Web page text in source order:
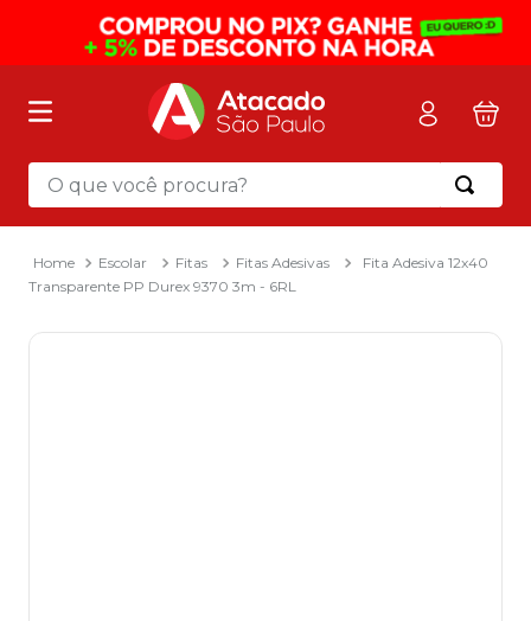
O que você procura?
Escolar Fitas Fitas Adesivas
Fita Adesiva 12x40
Transparente PP Durex 9370 3m - 6RL
Termos mais buscados
mochila
2º sacola
3º mala